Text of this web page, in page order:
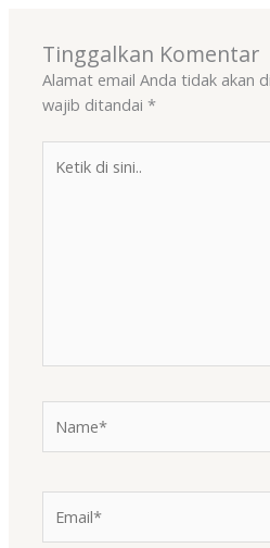
Tinggalkan Komentar
Alamat email Anda tidak akan
wajib ditandai*